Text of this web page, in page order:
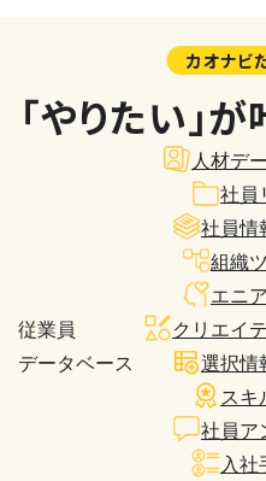
カオナビ
「やりたい」
従業員
データベース
人材デ
社員
社員情
組織
エニ
クリエイ
選択情
スキ
社員ア
入社